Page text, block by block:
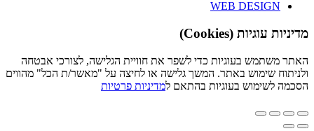
WEB DESIGN
מדיניות עוגיות (Cookies)
האתר משתמש בעוגיות כדי לשפר את חוויית הגלישה, לצורכי אבטחה
ולניתוח שימוש באתר. המשך גלישה או לחיצה על "מאשר/ת הכל" מהווים
הסכמה לשימוש בעוגיות בהתאם למדיניות פרטיות